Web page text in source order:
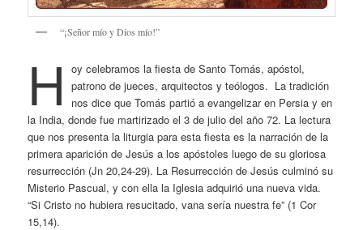
“¡Señor mío y Dios mío!”
H
oy celebramos la fiesta de Santo Tomás, apóstol,
patrono de jueces, arquitectos y teólogos. La tradición
nos dice que Tomás partió a evangelizar en Persia y en
la India, donde fue martirizado el 3 de julio del año 72. La lectura
que nos presenta la liturgia para esta fiesta es la narración de la
primera aparición de Jesús a los apóstoles luego de su gloriosa
resurrección (Jn 20,24-29). La Resurrección de Jesús culminó su
Misterio Pascual, y con ella la Iglesia adquirió una nueva vida.
“Si Cristo no hubiera resucitado, vana sería nuestra fe” (1 Cor
15,14).